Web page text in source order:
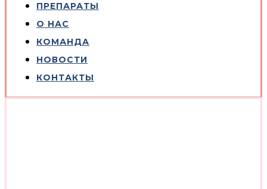
ПРЕПАРАТЫ
О НАС
КОМАНДА
НОВОСТИ
КОНТАКТЫ